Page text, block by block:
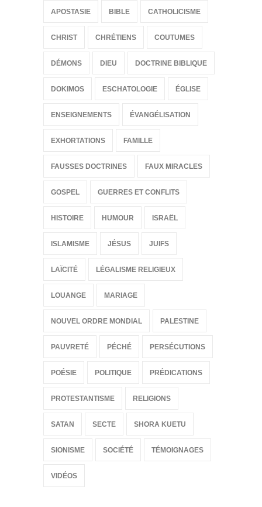
APOSTASIE BIBLE CATHOLICISME
CHRIST CHRÉTIENS COUTUMES
DÉMONS DIEU DOCTRINE BIBLIQUE
DOKIMOS ESCHATOLOGIE ÉGLISE
ENSEIGNEMENTS ÉVANGÉLISATION
EXHORTATIONS FAMILLE
FAUSSES DOCTRINES FAUX MIRACLES
GOSPEL GUERRES ET CONFLITS
HISTOIRE HUMOUR ISRAËL
ISLAMISME JÉSUS JUIFS
LAÏCITÉ LÉGALISME RELIGIEUX
LOUANGE MARIAGE
NOUVEL ORDRE MONDIAL PALESTINE
PAUVRETÉ PÉCHÉ PERSÉCUTIONS
POÉSIE POLITIQUE PRÉDICATIONS
PROTESTANTISME RELIGIONS
SATAN SECTE SHORA KUETU
SIONISME SOCIÉTÉ TÉMOIGNAGES
VIDÉOS